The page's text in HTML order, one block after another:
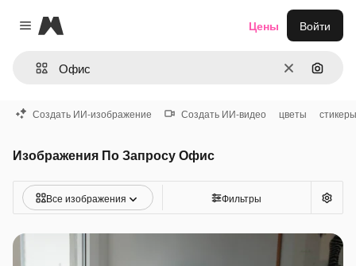
Close menu
Magnific
ОчиститьПоиск
Цены Войти
Создать ИИ-изображение Создать ИИ-видео цветы стикеры
Изображения По Запросу Офис
Все изображения Фильтры